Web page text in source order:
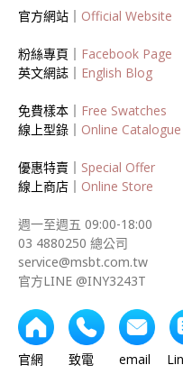
官方網站｜ Official Website
粉絲專頁｜ Facebook Page
英文網誌｜ English Blog
免費樣本｜ Free Swatches
線上型錄｜ Online Catalogue
優惠特賣｜ Special Offer
線上商店｜ Online Store
週一至週五 09:00-18:00
03 4880250 總公司
service@msbt.com.tw
官方LINE @INY3243T
官網 致電 email